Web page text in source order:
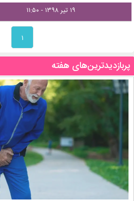
۱۹ تیر ۱۳۹۸ - ۱۱:۵۰
۱
پربازدیدترین‌های هفته